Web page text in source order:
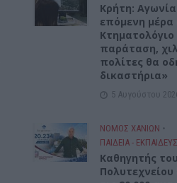
Kρήτη:
επόμενη μέρα
Κτηματολόγιο
παράταση,
πολίτες θα
δικαστήρια»
5 Αυγούστου
ΝΟΜΌΣ ΧΑΝΊΩΝ •
ΠΑΙΔΕΙΑ -
Καθηγητής του